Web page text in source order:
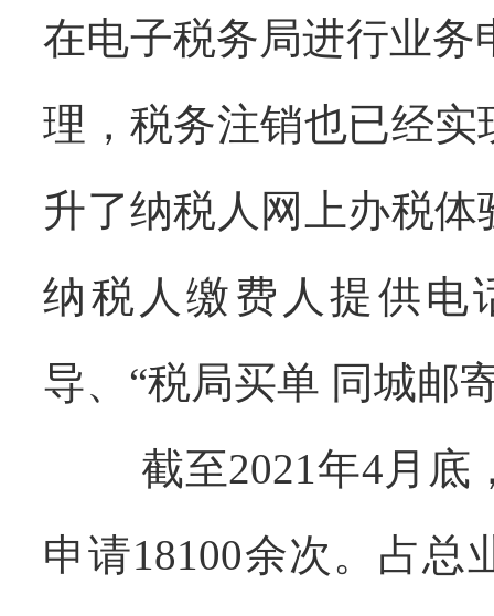
在电子税务局进行业务
理，税务注销也已经实
升了纳税人网上办税体
纳税人缴费人提供电
导、 “税局买单 同城邮
截至2021年4月底
申请18100余次。占总